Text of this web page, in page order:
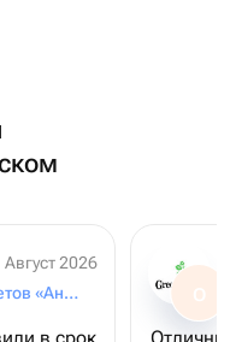
Август 2026
Салон цветов «Анютины Глазки» О